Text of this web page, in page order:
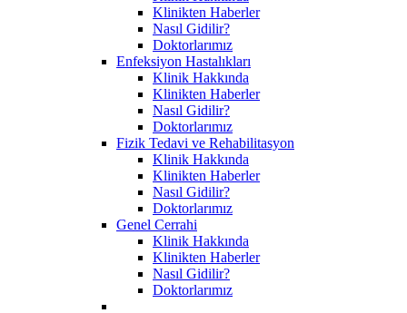
Klinikten Haberler
Nasıl Gidilir?
Doktorlarımız
Enfeksiyon Hastalıkları
Klinik Hakkında
Klinikten Haberler
Nasıl Gidilir?
Doktorlarımız
Fizik Tedavi ve Rehabilitasyon
Klinik Hakkında
Klinikten Haberler
Nasıl Gidilir?
Doktorlarımız
Genel Cerrahi
Klinik Hakkında
Klinikten Haberler
Nasıl Gidilir?
Doktorlarımız